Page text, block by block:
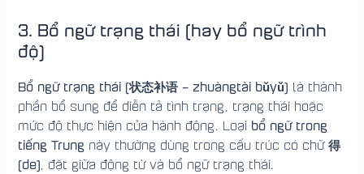
3. Bổ ngữ trạng thái (hay bổ ngữ trình
độ)
Bổ ngữ trạng thái (状态补语 – zhuàngtài bǔyǔ) là thành
phần bổ sung để diễn tả tình trạng, trạng thái hoặc
mức độ thực hiện của hành động. Loại bổ ngữ trong
tiếng Trung này thường dùng trong cấu trúc có chữ得
(de), đặt giữa động từ và bổ ngữ trạng thái.